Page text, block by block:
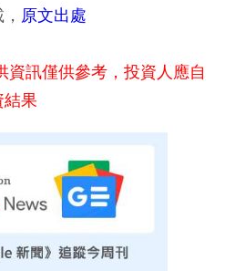
原文出處
訊僅供參考，投資人應自
果